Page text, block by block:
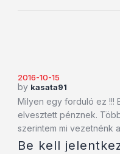
2016-10-15
by kasata91
Milyen egy forduló ez !!!
elvesztett pénznek.
szerintem mi vezetnénk
Be kell